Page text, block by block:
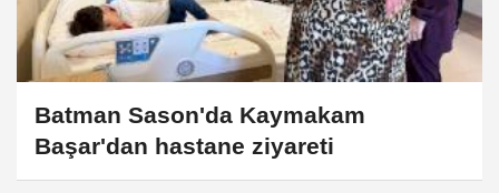
Batman Sason'da Kaymakam
Başar'dan hastane ziyareti